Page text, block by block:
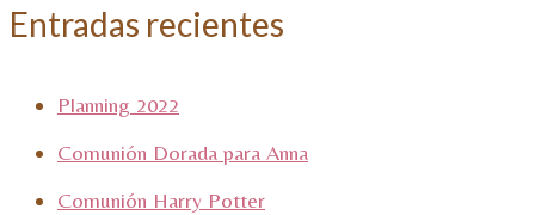
Entradas recientes
Planning 2022
Comunión Dorada para Anna
Comunión Harry Potter